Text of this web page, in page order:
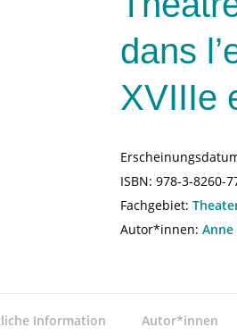
dans
XVIIIe
ISBN:978-3-8260-
Fachgebiet:
Autor*innen: Anne
Information Autor*innen